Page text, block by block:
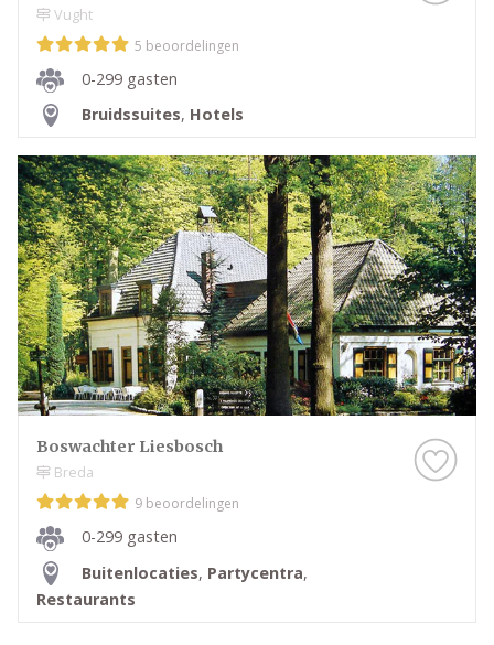
Vught
5 beoordelingen
0-299 gasten
Bruidssuites, Hotels
Boswachter Liesbosch
Breda
9 beoordelingen
0-299 gasten
Buitenlocaties, Partycentra,
Restaurants